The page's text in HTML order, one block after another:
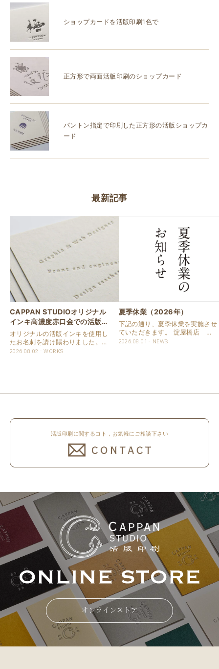
ショップカードを活版印刷1色で
正方形で両面活版印刷のショップカード
パントン指定で印刷した正方形の活版ショップカ
ード
最新記事
CAPPAN STUDIOオリジナル
インキ高濃度赤口金での活版名
刺
オリジナルの活版インキを使用し
たお名刺を請け賜わりました。
用紙は新バフン紙Nのきぬを使用
2026.08.02 WORKS
夏季休業（2026年）
下記の通り、夏季休業を実施させ
ていただきます。 淀屋橋店 通
常営業いたします。 奈良店 8月
2026.08.01 NEWS
活版印刷に関するコト，お気軽にご相談下さい
オンラインストア